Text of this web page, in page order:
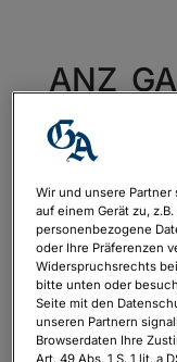
vonConstantin
2025-final
Wir und unsere
auf einem Gerät zu,
personenbezogene
oder Ihre Präferenzen
Widerspruchsrechts
bitte unten oder
Seite mit den
unseren Partnern
Browserdaten Ihre